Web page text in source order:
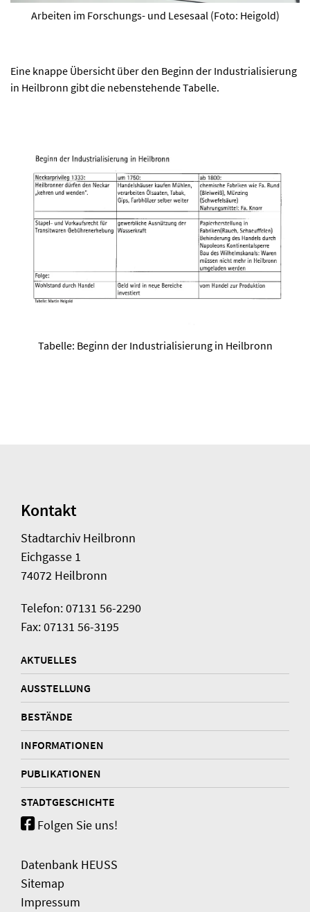
Arbeiten im Forschungs- und Lesesaal (Foto: Heigold)
Eine knappe Übersicht über den Beginn der Industrialisierung
in Heilbronn gibt die nebenstehende Tabelle.
Tabelle: Beginn der Industrialisierung in Heilbronn
Kontakt
Stadtarchiv Heilbronn
Eichgasse 1
74072 Heilbronn
Telefon: 07131 56-2290
Fax: 07131 56-3195
AKTUELLES
AUSSTELLUNG
BESTÄNDE
INFORMATIONEN
PUBLIKATIONEN
STADTGESCHICHTE
Folgen Sie uns!
Datenbank HEUSS
Sitemap
Impressum